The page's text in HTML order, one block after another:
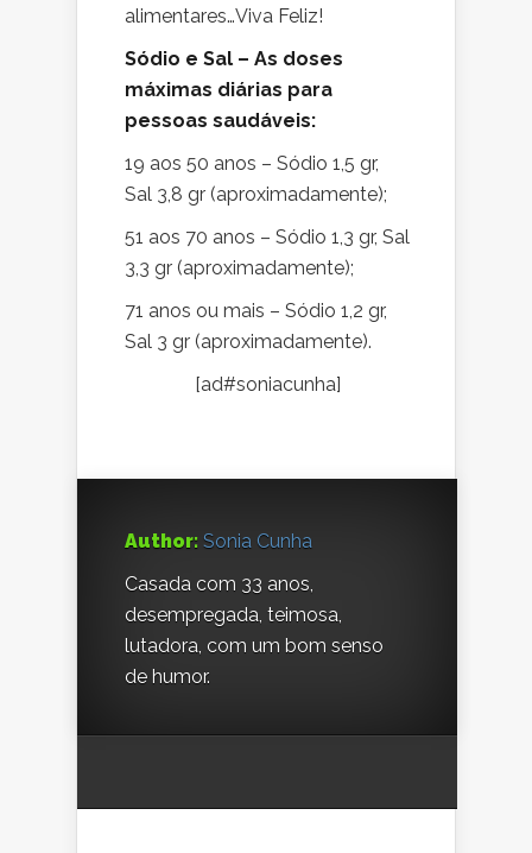
alimentares…Viva Feliz!
Sódio e Sal – As doses
máximas diárias para
pessoas saudáveis:
19 aos 50 anos – Sódio 1,5 gr,
Sal 3,8 gr (aproximadamente);
51 aos 70 anos – Sódio 1,3 gr, Sal
3,3 gr (aproximadamente);
71 anos ou mais – Sódio 1,2 gr,
Sal 3 gr (aproximadamente).
[ad#soniacunha]
Author: Sonia Cunha
Casada com 33 anos,
desempregada, teimosa,
lutadora, com um bom senso
de humor.